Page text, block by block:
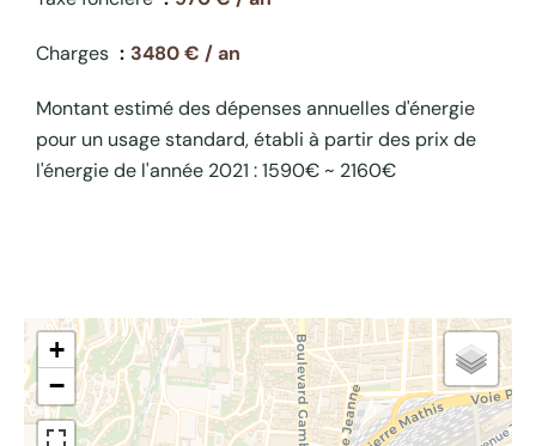
Charges 3480 € / an
Montant estimé des dépenses annuelles d'énergie
pour un usage standard, établi à partir des prix de
l'énergie de l'année 2021 : 1590€ ~ 2160€
+
−